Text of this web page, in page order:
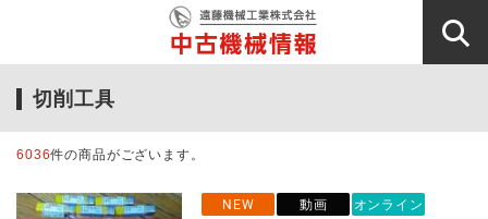
切削工具
6036件の商品がございます。
NEW 動画 オンライン